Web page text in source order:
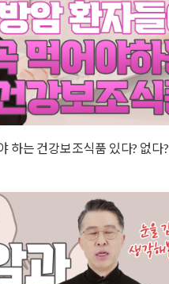
하는 건강보조식품 있다? 없다?